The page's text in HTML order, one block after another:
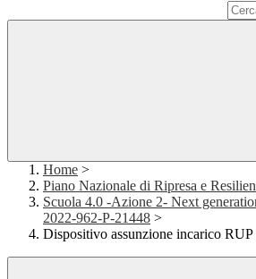
Home >
Piano Nazionale di Ripresa e
Scuola 4.0 -Azione 2- Next
2022-962-P-21448 >
Dispositivo assunzione incarico